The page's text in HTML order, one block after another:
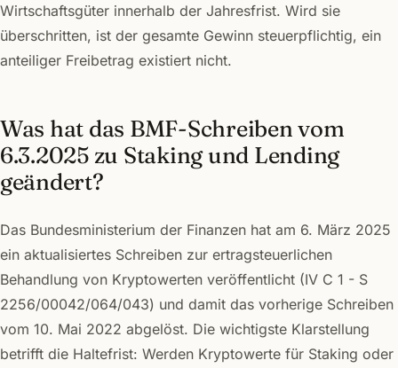
Wirtschaftsgüter innerhalb der Jahresfrist. Wird sie
überschritten, ist der gesamte Gewinn steuerpflichtig, ein
anteiliger Freibetrag existiert nicht.
Was hat das BMF-Schreiben vom
6.3.2025 zu Staking und Lending
geändert?
Das Bundesministerium der Finanzen hat am 6. März 2025
ein aktualisiertes Schreiben zur ertragsteuerlichen
Behandlung von Kryptowerten veröffentlicht (IV C 1 - S
2256/00042/064/043) und damit das vorherige Schreiben
vom 10. Mai 2022 abgelöst. Die wichtigste Klarstellung
betrifft die Haltefrist: Werden Kryptowerte für Staking oder